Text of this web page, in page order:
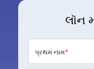
લૉન
પ્રથમ નામ*